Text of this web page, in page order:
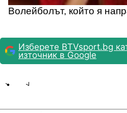
Волейболът, който я
Изберете BTVsport.bg
източник в Google